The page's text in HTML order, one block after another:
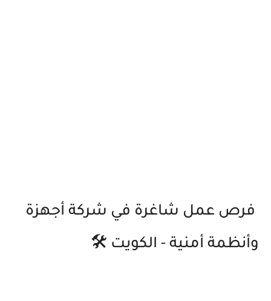
فرص عمل شاغرة في شركة أجهزة
وأنظمة أمنية - الكويت 🛠️